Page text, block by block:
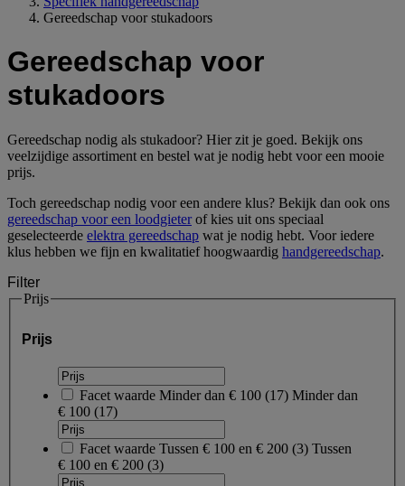
Gereedschap voor stukadoors
Gereedschap voor
stukadoors
Gereedschap nodig als stukadoor? Hier zit je goed. Bekijk ons
veelzijdige assortiment en bestel wat je nodig hebt voor een mooie
prijs.
Toch gereedschap nodig voor een andere klus? Bekijk dan ook ons
gereedschap voor een loodgieterof kies uit ons speciaal
geselecteerde elektra gereedschap wat je nodig hebt. Voor iedere
klus hebben we fijn en kwalitatief hoogwaardig handgereedschap.
Filter
Prijs
Prijs
Facet waarde Minder dan € 100 (17) Minder dan
€ 100 (17)
Facet waarde Tussen € 100 en € 200 (3) Tussen
€ 100 en € 200 (3)